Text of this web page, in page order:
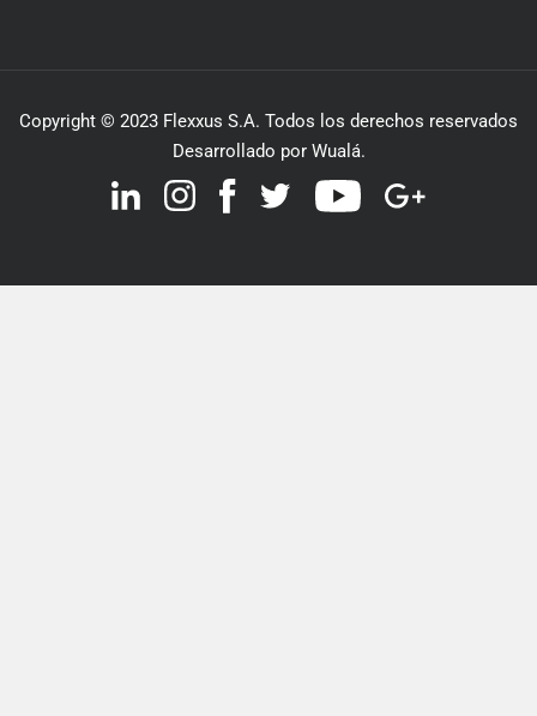
Copyright © 2023 Flexxus S.A. Todos los derechos reservados
Desarrollado por Wualá.